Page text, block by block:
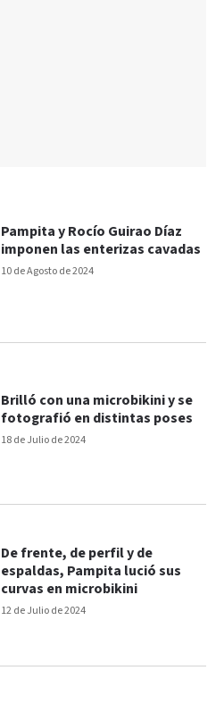
10 de Agosto de 2024
Pampita y Rocío Guirao Díaz
imponen las enterizas cavadas
18 de Julio de 2024
Brilló con una microbikini y se
fotografió en distintas poses
12 de Julio de 2024
De frente, de perfil y de
espaldas, Pampita lució sus
curvas en microbikini